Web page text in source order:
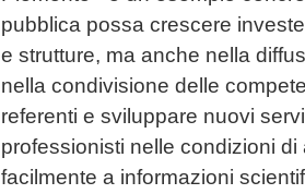
pubblica possa crescere
e strutture, ma anche nella
nella condivisione delle
referenti e sviluppare nuovi
professionisti nelle condizioni
facilmente a informazioni